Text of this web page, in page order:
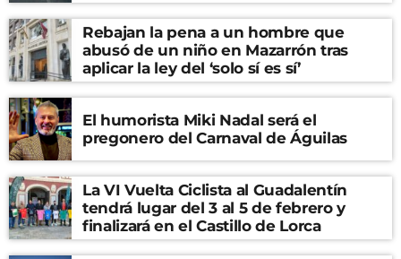
Rebajan la pena a un hombre que
abusó de un niño en Mazarrón tras
aplicar la ley del ‘solo sí es sí’
El humorista Miki Nadal será el
pregonero del Carnaval de Águilas
La VI Vuelta Ciclista al Guadalentín
tendrá lugar del 3 al 5 de febrero y
finalizará en el Castillo de Lorca